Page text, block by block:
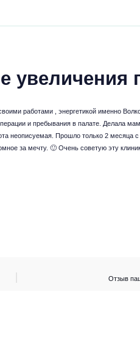
увеличения
работами , энергетикой именно
и пребывания в палате. Делала
неописуемая. Прошло только 2 месяца
за мечту. 🙂 Очень советую эту
Отзыв